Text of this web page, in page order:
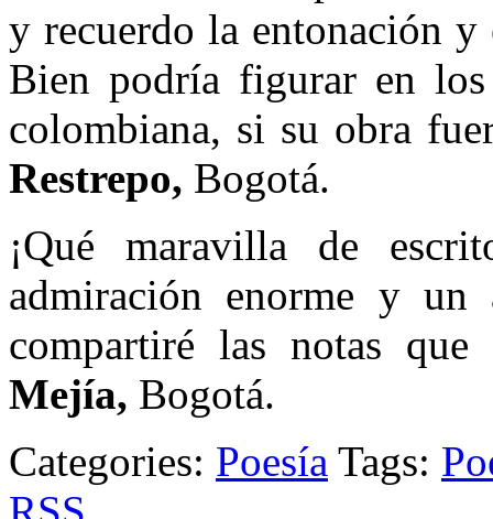
y recuerdo la entonación
Bien podría figurar en los
colombiana, si su obra
Restrepo, Bogotá.
¡Qué maravilla de
admiración enorme y un
compartiré las notas
Mejía, Bogotá.
Categories: Poesía Tags: